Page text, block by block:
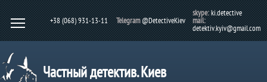
+38 (068) 931-13-11 Telegram@DetectiveKiev
skype:ki.detective
mail:
detektiv.kyiv@gmail.com
Частный детектив. Киев